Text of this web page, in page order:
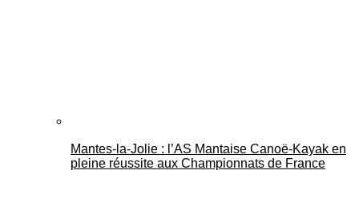
Mantes-la-Jolie : l’AS Mantaise Canoë‑Kayak en
pleine réussite aux Championnats de France